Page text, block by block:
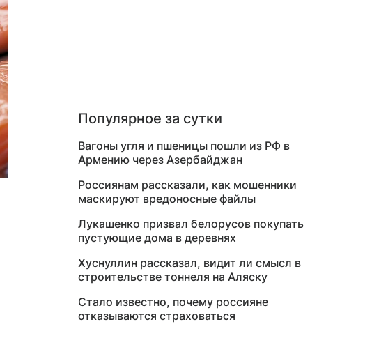
Популярное за сутки
Вагоны угля и пшеницы пошли из РФ в
Армению через Азербайджан
Россиянам рассказали, как мошенники
маскируют вредоносные файлы
Лукашенко призвал белорусов покупать
пустующие дома в деревнях
Хуснуллин рассказал, видит ли смысл в
строительстве тоннеля на Аляску
Стало известно, почему россияне
отказываются страховаться